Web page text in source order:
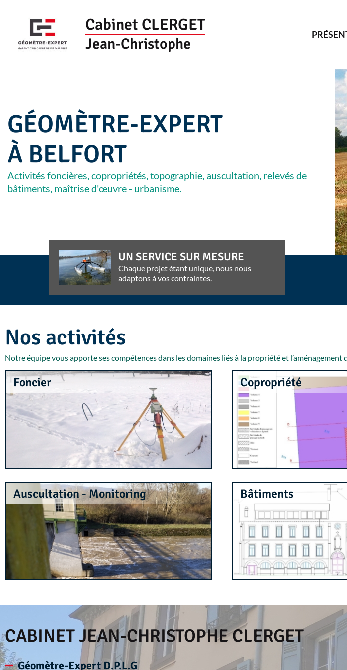
Cabinet CLERGET
Jean-Christophe
GÉOMÈTRE-EXPERT
À BELFORT
Activités foncières, copropriétés, topographie, auscultation, relevés de
bâtiments, maîtrise d'œuvre - urbanisme.
UN SERVICE SUR MESURE
Chaque projet étant unique, nous nous
adaptons à vos contraintes.
Nos activités
Notre équipe vous apporte ses compétences dans les domaines liés à la propriété et l’aménagement
Foncier Copropriété
Auscultation - Monitoring Bâtiments
CABINET JEAN-CHRISTOPHE CLERGET
Géomètre-Expert D.P.L.G